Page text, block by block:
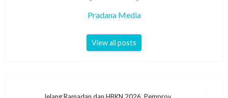
Pradana Media
View all posts